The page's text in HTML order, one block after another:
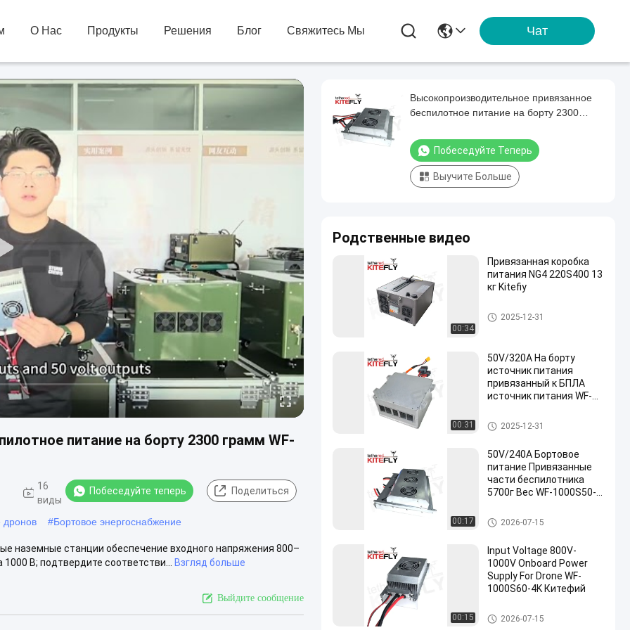
О Нас Продукты Решения Блог Свяжитесь Мы Чат
питание на борту 2300 грамм WF-
16
виды
Побеседуйте теперь Поделиться
дронов #Бортовое энергоснабжение
наземные станции обеспечение входного напряжения 800–
В; подтвердите соответстви...
Взгляд больше
Выйдите сообщение
Высокопроизводительное привязанное
беспилотное питание на борту 2300
Побеседуйте Теперь
Выучите Больше
Родственные видео
00:34
Привязанная коробка
питания NG4 220S400 13
кг Kitefiy
Дополнительные устройства
для беспилотных летательн
2025-12-31
00:31
50V/320A На борту
источник питания
привязанный к БПЛА
источник питания WF-
Дополнительные устройства
для беспилотных летательн
2025-12-31
00:17
50V/240A Бортовое
питание Привязанные
части беспилотника
5700г Вес WF-1000S50-
Дополнительные устройства
для беспилотных летательн
2026-07-15
00:15
Input Voltage 800V-
1000V Onboard Power
Supply For Drone WF-
1000S60-4K Китефий
Дополнительные устройства
для беспилотных летательн
2026-07-15